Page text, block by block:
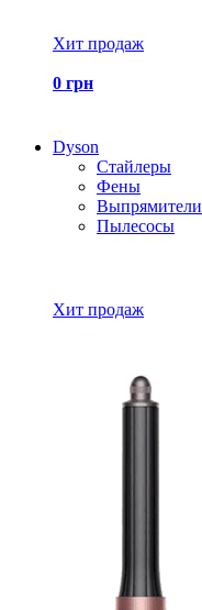
Хит продаж
0 грн
Dyson
Стайлеры
Фены
Выпрямители
Пылесосы
Хит продаж